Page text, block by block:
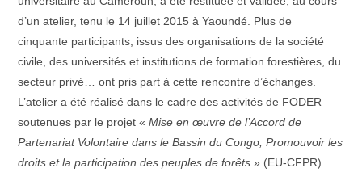
d’un atelier, tenu le 14 juillet 2015 à Yaoundé. Plus de
cinquante participants, issus des organisations de la société
civile, des universités et institutions de formation forestières, du
secteur privé… ont pris part à cette rencontre d’échanges.
L’atelier a été réalisé dans le cadre des activités de FODER
soutenues par le projet «Mise en œuvre de l’Accord de
Partenariat Volontaire dans le Bassin du Congo, Promouvoir les
droits et la participation des peuples de forêts » (EU-CFPR).